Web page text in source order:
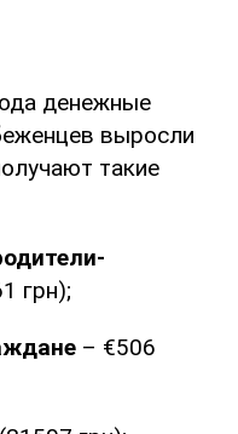
денежные
выросли
такие
грн);
– €506